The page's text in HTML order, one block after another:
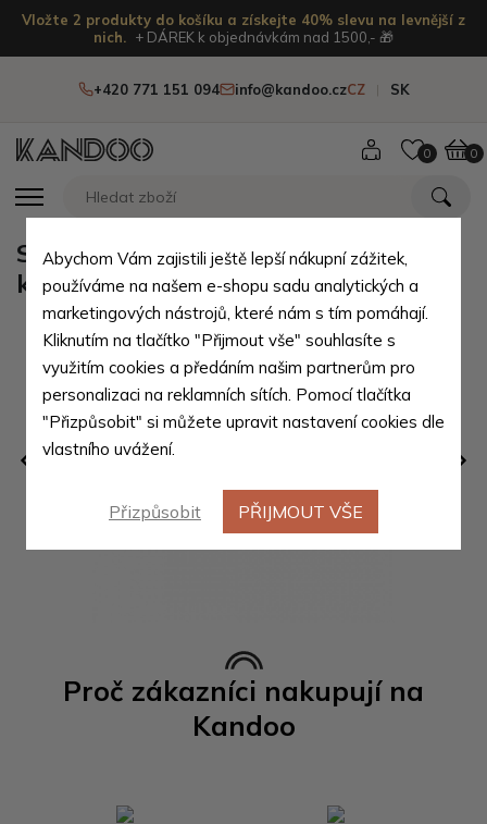
Vložte 2 produkty do košíku a získejte 40% slevu na levnější z
nich.
+ DÁREK k objednávkám nad 1500,- 🎁
+420 771 151 094 info@kandoo.czCZ SK
0 0
Proč zákazníci nakupují na
Kandoo
Světle šedá dámská zipová
kabelka/ledvinka Pelagia
Abychom Vám zajistili ještě lepší nákupní zážitek,
používáme na našem e-shopu sadu analytických a
marketingových nástrojů, které nám s tím pomáhají.
Kliknutím na tlačítko "Přijmout vše" souhlasíte s
využitím cookies a předáním našim partnerům pro
personalizaci na reklamních sítích. Pomocí tlačítka
"Přizpůsobit" si můžete upravit nastavení cookies dle
vlastního uvážení.
Přizpůsobit PŘIJMOUT VŠE